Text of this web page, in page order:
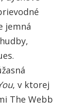
jemná
, v ktorej
The Webb